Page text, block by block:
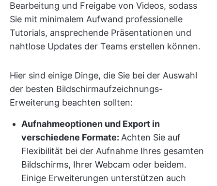
Bearbeitung und Freigabe von Videos, sodass
Sie mit minimalem Aufwand professionelle
Tutorials, ansprechende Präsentationen und
nahtlose Updates der Teams erstellen können.
Hier sind einige Dinge, die Sie bei der Auswahl
der besten Bildschirmaufzeichnungs-
Erweiterung beachten sollten:
Aufnahmeoptionen und Export in
verschiedene Formate: Achten Sie auf
Flexibilität bei der Aufnahme Ihres gesamten
Bildschirms, Ihrer Webcam oder beidem.
Einige Erweiterungen unterstützen auch